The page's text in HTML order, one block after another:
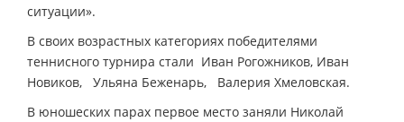
ситуации».
В своих возрастных категориях победителями
теннисного турнира стали Иван Рогожников, Иван
Новиков, Ульяна Беженарь, Валерия Хмеловская.
В юношеских парах первое место заняли Николай